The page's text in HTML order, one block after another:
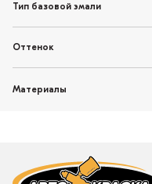
Тип базовой эмали
Оттенок
Материалы